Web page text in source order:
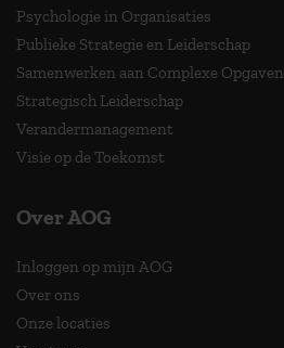
Psychologie in Organisaties
Publieke Strategie en Leiderschap
Samenwerken aan Complexe Opgaven
Strategisch Leiderschap
Verandermanagement
Visie op de Toekomst
Over AOG
Inloggen op mijn AOG
Over ons
Onze locaties